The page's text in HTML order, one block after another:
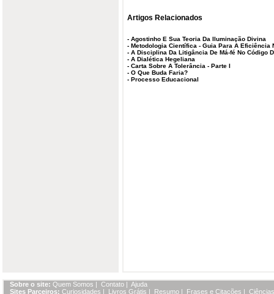
Artigos Relacionados
- Agostinho E Sua Teoria Da Iluminação Divina
- Metodologia Científica - Guia Para A Eficiência
- A Disciplina Da Litigância De Má-fé No Código
- A Dialética Hegeliana
- Carta Sobre A Tolerância - Parte I
- O Que Buda Faria?
- Processo Educacional
Sobre o site: Quem Somos | Contato | Ajuda
Sites Parceiros: Curiosidades | Livros Grátis | Resumo | Frases e Citações |